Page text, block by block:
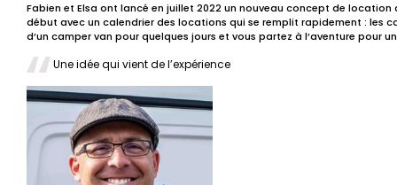
Fabien et Elsa ont lancé en juillet 2022 un nouveau concept de
début avec un calendrier des locations qui se remplit rapidement : les
d’un camper van pour quelques jours et vous partez à l’aventure pour
Une idée qui vient de l’expérience